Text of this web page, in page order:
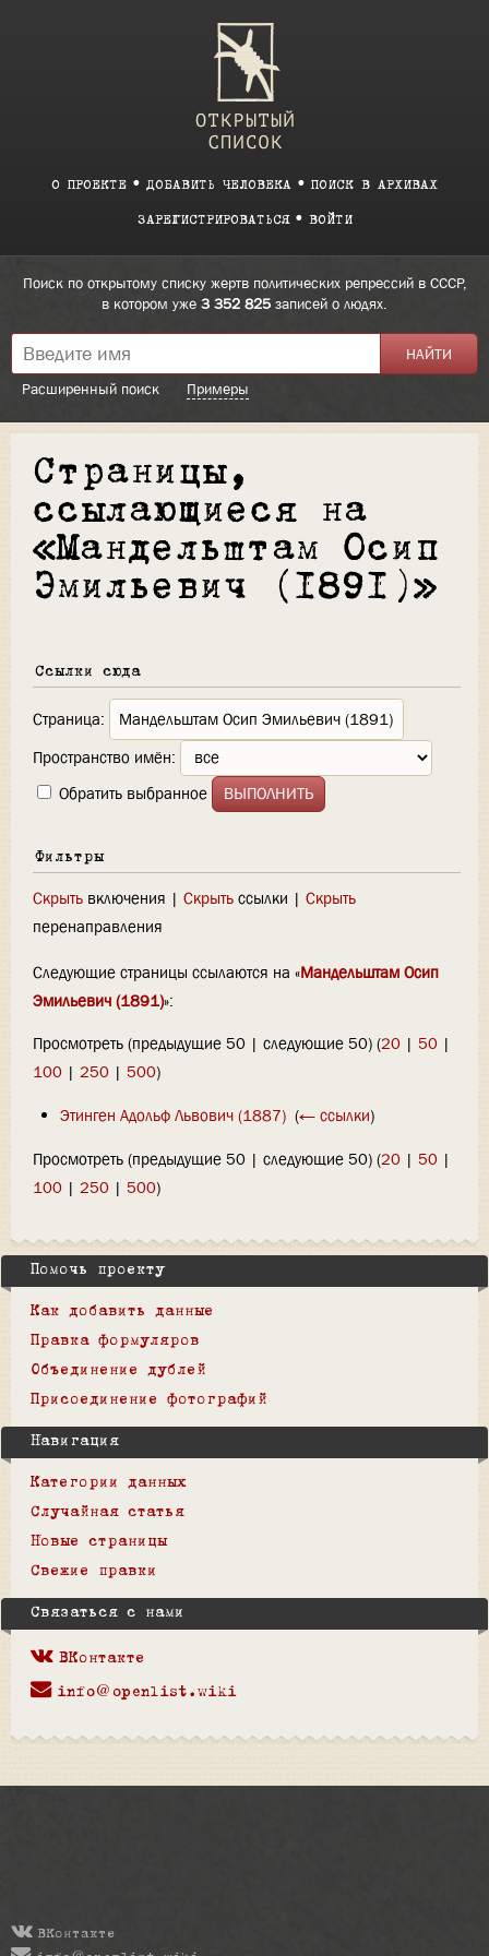
О ПРОЕКТЕ ДОБАВИТЬ ЧЕЛОВЕКА ПОИСК В АРХИВАХ
ЗАРЕГИСТРИРОВАТЬСЯ ВОЙТИ
Поиск по открытому списку жертв политических репрессий в СССР,
в котором уже 3 352 825 записей о людях.
Расширенный поиск Примеры
Страницы,
ссылающиеся на
«Мандельштам Осип
Эмильевич (1891)»
Ссылки сюда
Страница:
Пространство имён:
Обратить выбранное
Фильтры
Скрыть включения | Скрыть ссылки | Скрыть
перенаправления
Следующие страницы ссылаются на «Мандельштам Осип
Эмильевич (1891)»:
Просмотреть (предыдущие 50 | следующие 50) (20 | 50 |
100 | 250 | 500)
Этинген Адольф Львович (1887)‎ (← ссылки)
Просмотреть (предыдущие 50 | следующие 50) (20 | 50 |
100 | 250 | 500)
Помочь проекту
Как добавить данные
Правка формуляров
Объединение дублей
Присоединение фотографий
Навигация
Категории данных
Случайная статья
Новые страницы
Свежие правки
Связаться с нами
ВКонтакте
info@openlist.wiki
ВКонтакте